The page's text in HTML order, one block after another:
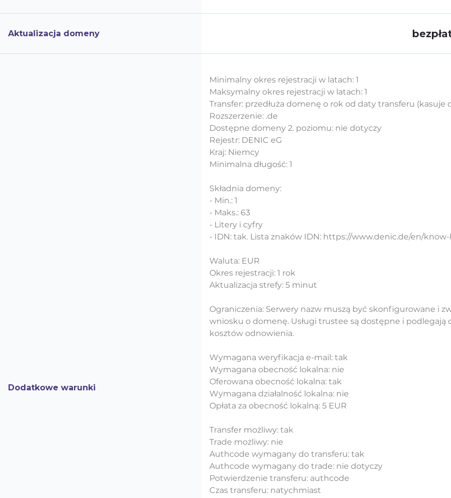
Aktualizacja domeny
Dodatkowe warunki
Minimalny okres rejestracji w latach: 1
Maksymalny okres rejestracji w latach: 1
Transfer: przedłuża domenę o rok od daty transferu (kasuje
Rozszerzenie: .de
Dostępne domeny 2. poziomu: nie dotyczy
Rejestr: DENIC eG
Kraj: Niemcy
Minimalna długość: 1
Składnia domeny:
- Min.: 1
- Maks.: 63
- Litery i cyfry
- IDN: tak. Lista znaków IDN: https://www.denic.de/en/
Waluta: EUR
Okres rejestracji: 1 rok
Aktualizacja strefy: 5 minut
Ograniczenia: Serwery nazw muszą być skonfigurowane i
wniosku o domenę. Usługi trustee są dostępne i
kosztów odnowienia.
Wymagana weryfikacja e-mail: tak
Wymagana obecność lokalna: nie
Oferowana obecność lokalna: tak
Wymagana działalność lokalna: nie
Opłata za obecność lokalną: 5 EUR
Transfer możliwy: tak
Trade możliwy: nie
Authcode wymagany do transferu: tak
Authcode wymagany do trade: nie dotyczy
Potwierdzenie transferu: authcode
Czas transferu: natychmiast